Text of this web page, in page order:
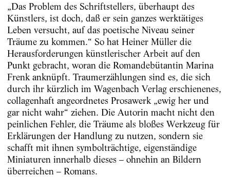
„Das Problem des Schriftstellers, überhaupt des
Künstlers, ist doch, daß er sein ganzes werktätiges
Leben versucht, auf das poetische Niveau seiner
Träume zu kommen.“ So hat Heiner Müller die
Herausforderungen künstlerischer Arbeit auf den
Punkt gebracht, woran die Romandebütantin Marina
Frenk anknüpft. Traumerzählungen sind es, die sich
durch ihr kürzlich im Wagenbach Verlag erschienenes,
collagenhaft angeordnetes Prosawerk „ewig her und
gar nicht wahr“ ziehen. Die Autorin macht nicht den
peinlichen Fehler, die Träume als bloßes Werkzeug für
Erklärungen der Handlung zu nutzen, sondern sie
schafft mit ihnen symbolträchtige, eigenständige
Miniaturen innerhalb dieses – ohnehin an Bildern
überreichen – Romans.